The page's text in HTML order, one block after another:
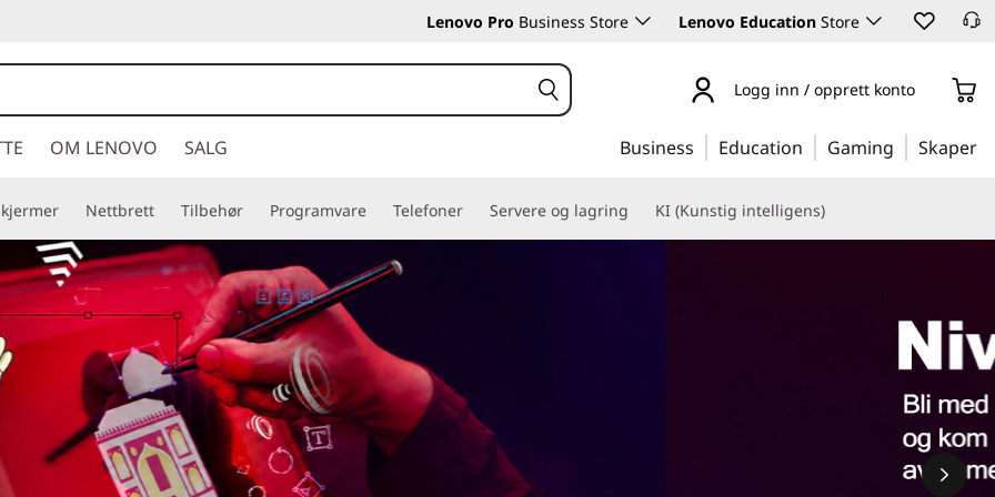
Lenovo Pro Business Store Lenovo Education Store
Logg inn / opprett konto
OM LENOVO SALG Business Education Gaming Skaper
Nettbrett Tilbehør Programvare Telefoner Servere og lagring KI (Kunstig intelligens)